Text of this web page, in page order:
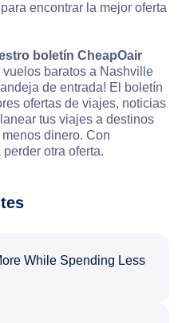
encontrar la mejor oferta
boletín CheapOair
baratos a Nashville
de entrada! El boletín
ofertas de viajes, noticias
tus viajes a destinos
dinero. Con
otra oferta.
While Spending Less